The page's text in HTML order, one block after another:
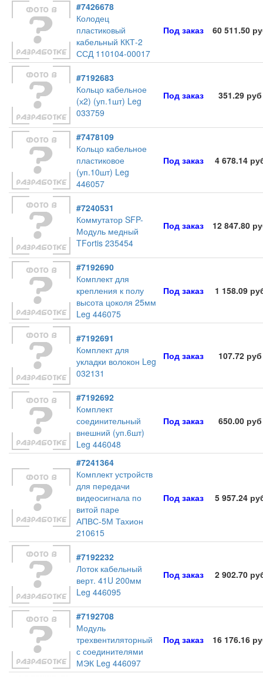
#7426678
Колодец
пластиковый
кабельный ККТ-2
ССД 110104-00017
Под заказ 60 511.50
#7192683
Кольцо кабельное
(х2) (уп.1шт) Leg
033759
Под заказ 351.29 руб
#7478109
Кольцо кабельное
пластиковое
(уп.10шт) Leg
446057
Под заказ 4 678.14
#7240531
Коммутатор SFP-
Модуль медный
TFortis 235454
Под заказ 12 847.80
#7192690
Комплект для
крепления к полу
высота цоколя 25мм
Leg 446075
Под заказ 1 158.09
#7192691
Комплект для
укладки волокон Leg
032131
Под заказ 107.72 руб
#7192692
Комплект
соединительный
внешний (уп.6шт)
Leg 446048
Под заказ 650.00 руб
#7241364
Комплект устройств
для передачи
видеосигнала по
витой паре
АПВС-5М Тахион
210615
Под заказ 5 957.24
#7192232
Лоток кабельный
верт. 41U 200мм
Leg 446095
Под заказ 2 902.70
#7192708
Модуль
трехвентиляторный
с соединителями
МЭК Leg 446097
Под заказ 16 176.16